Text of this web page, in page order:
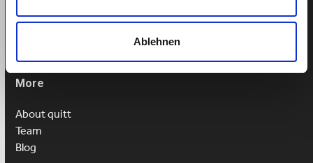
Ablehnen
More
About quitt
Team
Blog